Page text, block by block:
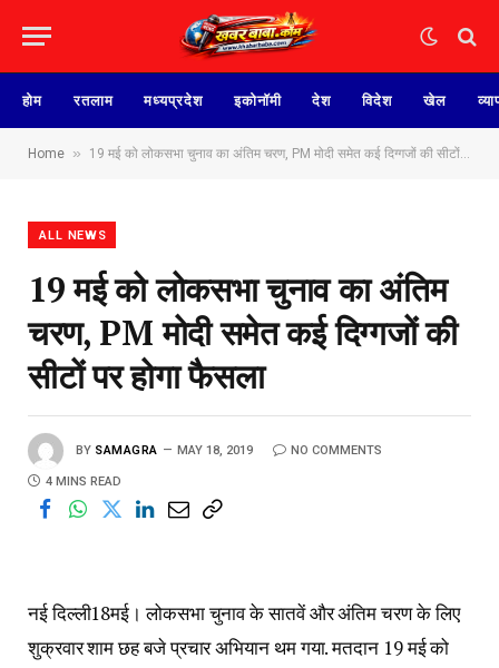
होम रतलाम मध्यप्रदेश इकोनॉमी देश विदेश खेल
Home » 19 मई को लोकसभा चुनाव का अंतिम चरण, PM मोदी समेत कई दिग्गजों की सीटों पर होगा फैसला
ALL NEWS
19 मई को लोकसभा चुनाव का अंतिम
चरण, PM मोदी समेत कई दिग्गजों की
सीटों पर होगा फैसला
BY SAMAGRA MAY 18, 2019 NO COMMENTS
4 MINS READ
नई दिल्ली18मई। लोकसभा चुनाव के सातवें और अंतिम चरण के लिए
शुक्रवार शाम छह बजे प्रचार अभियान थम गया. मतदान 19 मई को